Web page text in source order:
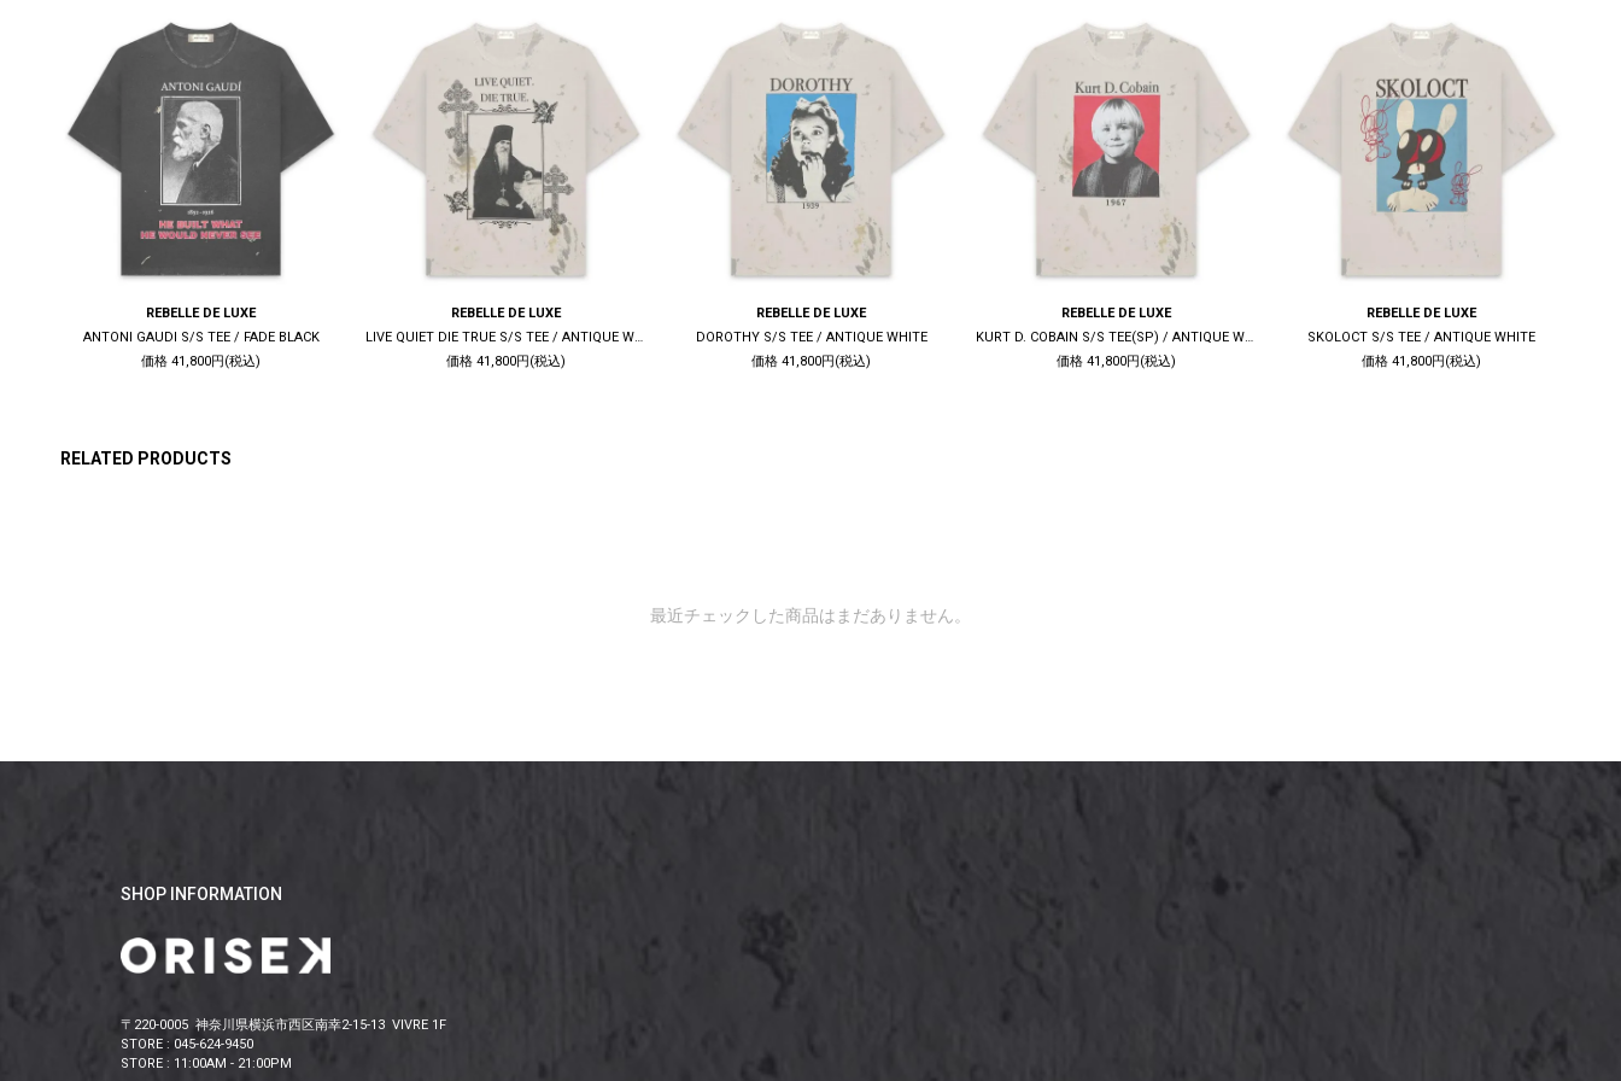
REBELLE DE LUXE
ANTONI GAUDI S/S TEE / FADE BLACK
価格 41,800円(税込)
REBELLE DE LUXE
LIVE QUIET DIE TRUE S/S TEE / ANTIQUE WHITE
価格 41,800円(税込)
REBELLE DE LUXE
DOROTHY S/S TEE / ANTIQUE WHITE
価格 41,800円(税込)
REBELLE DE LUXE
KURT D. COBAIN S/S TEE(SP) / ANTIQUE WHITE
価格 41,800円(税込)
REBELLE DE LUXE
SKOLOCT S/S TEE / ANTIQUE WHITE
価格 41,800円(税込)
RELATED PRODUCTS
最近チェックした商品はまだありません。
SHOP INFORMATION
〒220-0005 神奈川県横浜市西区南幸2-15-13 VIVRE 1F
STORE : 045-624-9450
STORE : 11:00AM - 21:00PM